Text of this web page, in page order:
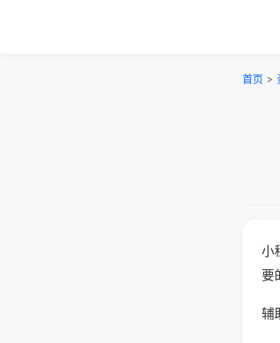
首页 >
小
要
辅